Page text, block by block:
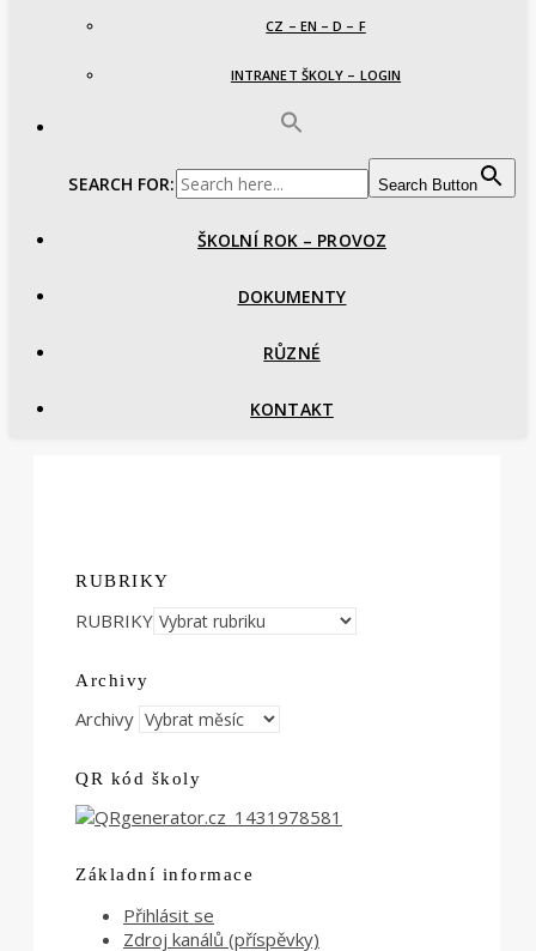
CZ – EN – D – F
INTRANET ŠKOLY – LOGIN
SEARCH FOR: Search Button
ŠKOLNÍ ROK – PROVOZ
DOKUMENTY
RŮZNÉ
KONTAKT
RUBRIKY
RUBRIKY
Archivy
Archivy
QR kód školy
Základní informace
Přihlásit se
Zdroj kanálů (příspěvky)